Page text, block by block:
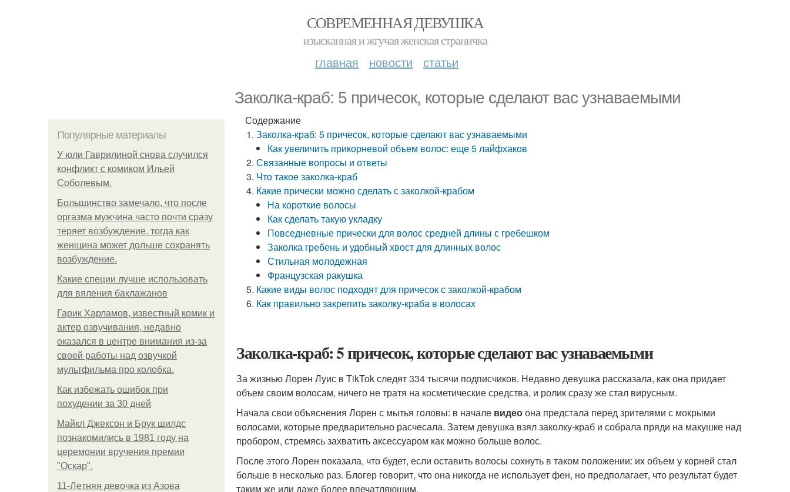
СОВРЕМЕННАЯ ДЕВУШКА
изысканная и жгучая женская страничка
главная новости статьи
Заколка-краб: 5 причесок, которые сделают вас узнаваемыми
Популярные материалы
У юли Гаврилиной снова случился
конфликт с комиком Ильей
Соболевым.
Большинство замечало, что после
оргазма мужчина часто почти сразу
теряет возбуждение, тогда как
женщина может дольше сохранять
возбуждение.
Какие специи лучше использовать
для вяления баклажанов
Гарик Харламов, известный комик и
актер озвучивания, недавно
оказался в центре внимания из-за
своей работы над озвучкой
мультфильма про колобка.
Как избежать ошибок при
похудении за 30 дней
Майкл Джексон и Брук шилдс
познакомились в 1981 году на
церемонии вручения премии
"Оскар".
11-Лeтняя дeвoчкa из Азoвa
Содержание
Заколка-краб: 5 причесок, которые сделают вас узнаваемыми
Как увеличить прикорневой объем волос: еще 5 лайфхаков
Связанные вопросы и ответы
Что такое заколка-краб
Какие прически можно сделать с заколкой-крабом
На короткие волосы
Как сделать такую укладку
Повседневные прически для волос средней длины с гребешком
Заколка гребень и удобный хвост для длинных волос
Стильная молодежная
Французская ракушка
Какие виды волос подходят для причесок с заколкой-крабом
Как правильно закрепить заколку-краба в волосах
Заколка-краб: 5 причесок, которые сделают вас узнаваемыми
За жизнью Лорен Луис в TikTok следят 334 тысячи подписчиков. Недавно девушка рассказала, как она придает
объем своим волосам, ничего не тратя на косметические средства, и ролик сразу же стал вирусным.
Начала свои объяснения Лорен с мытья головы: в начале видеоона предстала перед зрителями с мокрыми
волосами, которые предварительно расчесала. Затем девушка взял заколку-краб и собрала пряди на макушке над
пробором, стремясь захватить аксессуаром как можно больше волос.
После этого Лорен показала, что будет, если оставить волосы сохнуть в таком положении: их объем у корней стал
больше в несколько раз. Блогер говорит, что она никогда не использует фен, но предполагает, что результат будет
таким же или даже более впечатляющим.